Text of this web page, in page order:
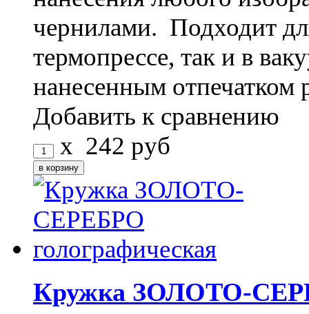
чернилами. Подходит
термопрессе, так и в
нанесенным
Добавить к сравнению
x 242 руб
Кружка ЗОЛОТО-